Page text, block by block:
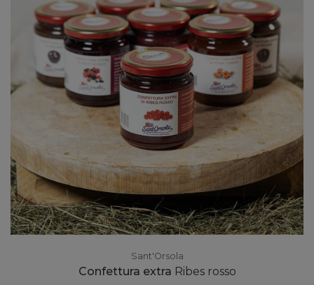
Sant'Orsola
Confettura extra Ribes rosso